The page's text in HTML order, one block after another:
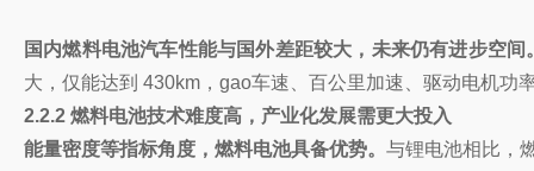
国内燃料电池汽车性能与国外差距较大，未来仍有进步空间
大，仅能达到 430km，gao车速、百公里加速、驱动电机功
2.2.2 燃料电池技术难度高，产业化发展需更大投入
能量密度等指标角度，燃料电池具备优势。 与锂电池相比，